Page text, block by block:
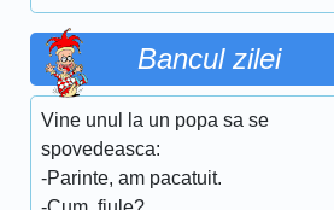
Bancul zilei
Vine unul la un popa sa se
spovedeasca:
-Parinte, am pacatuit.